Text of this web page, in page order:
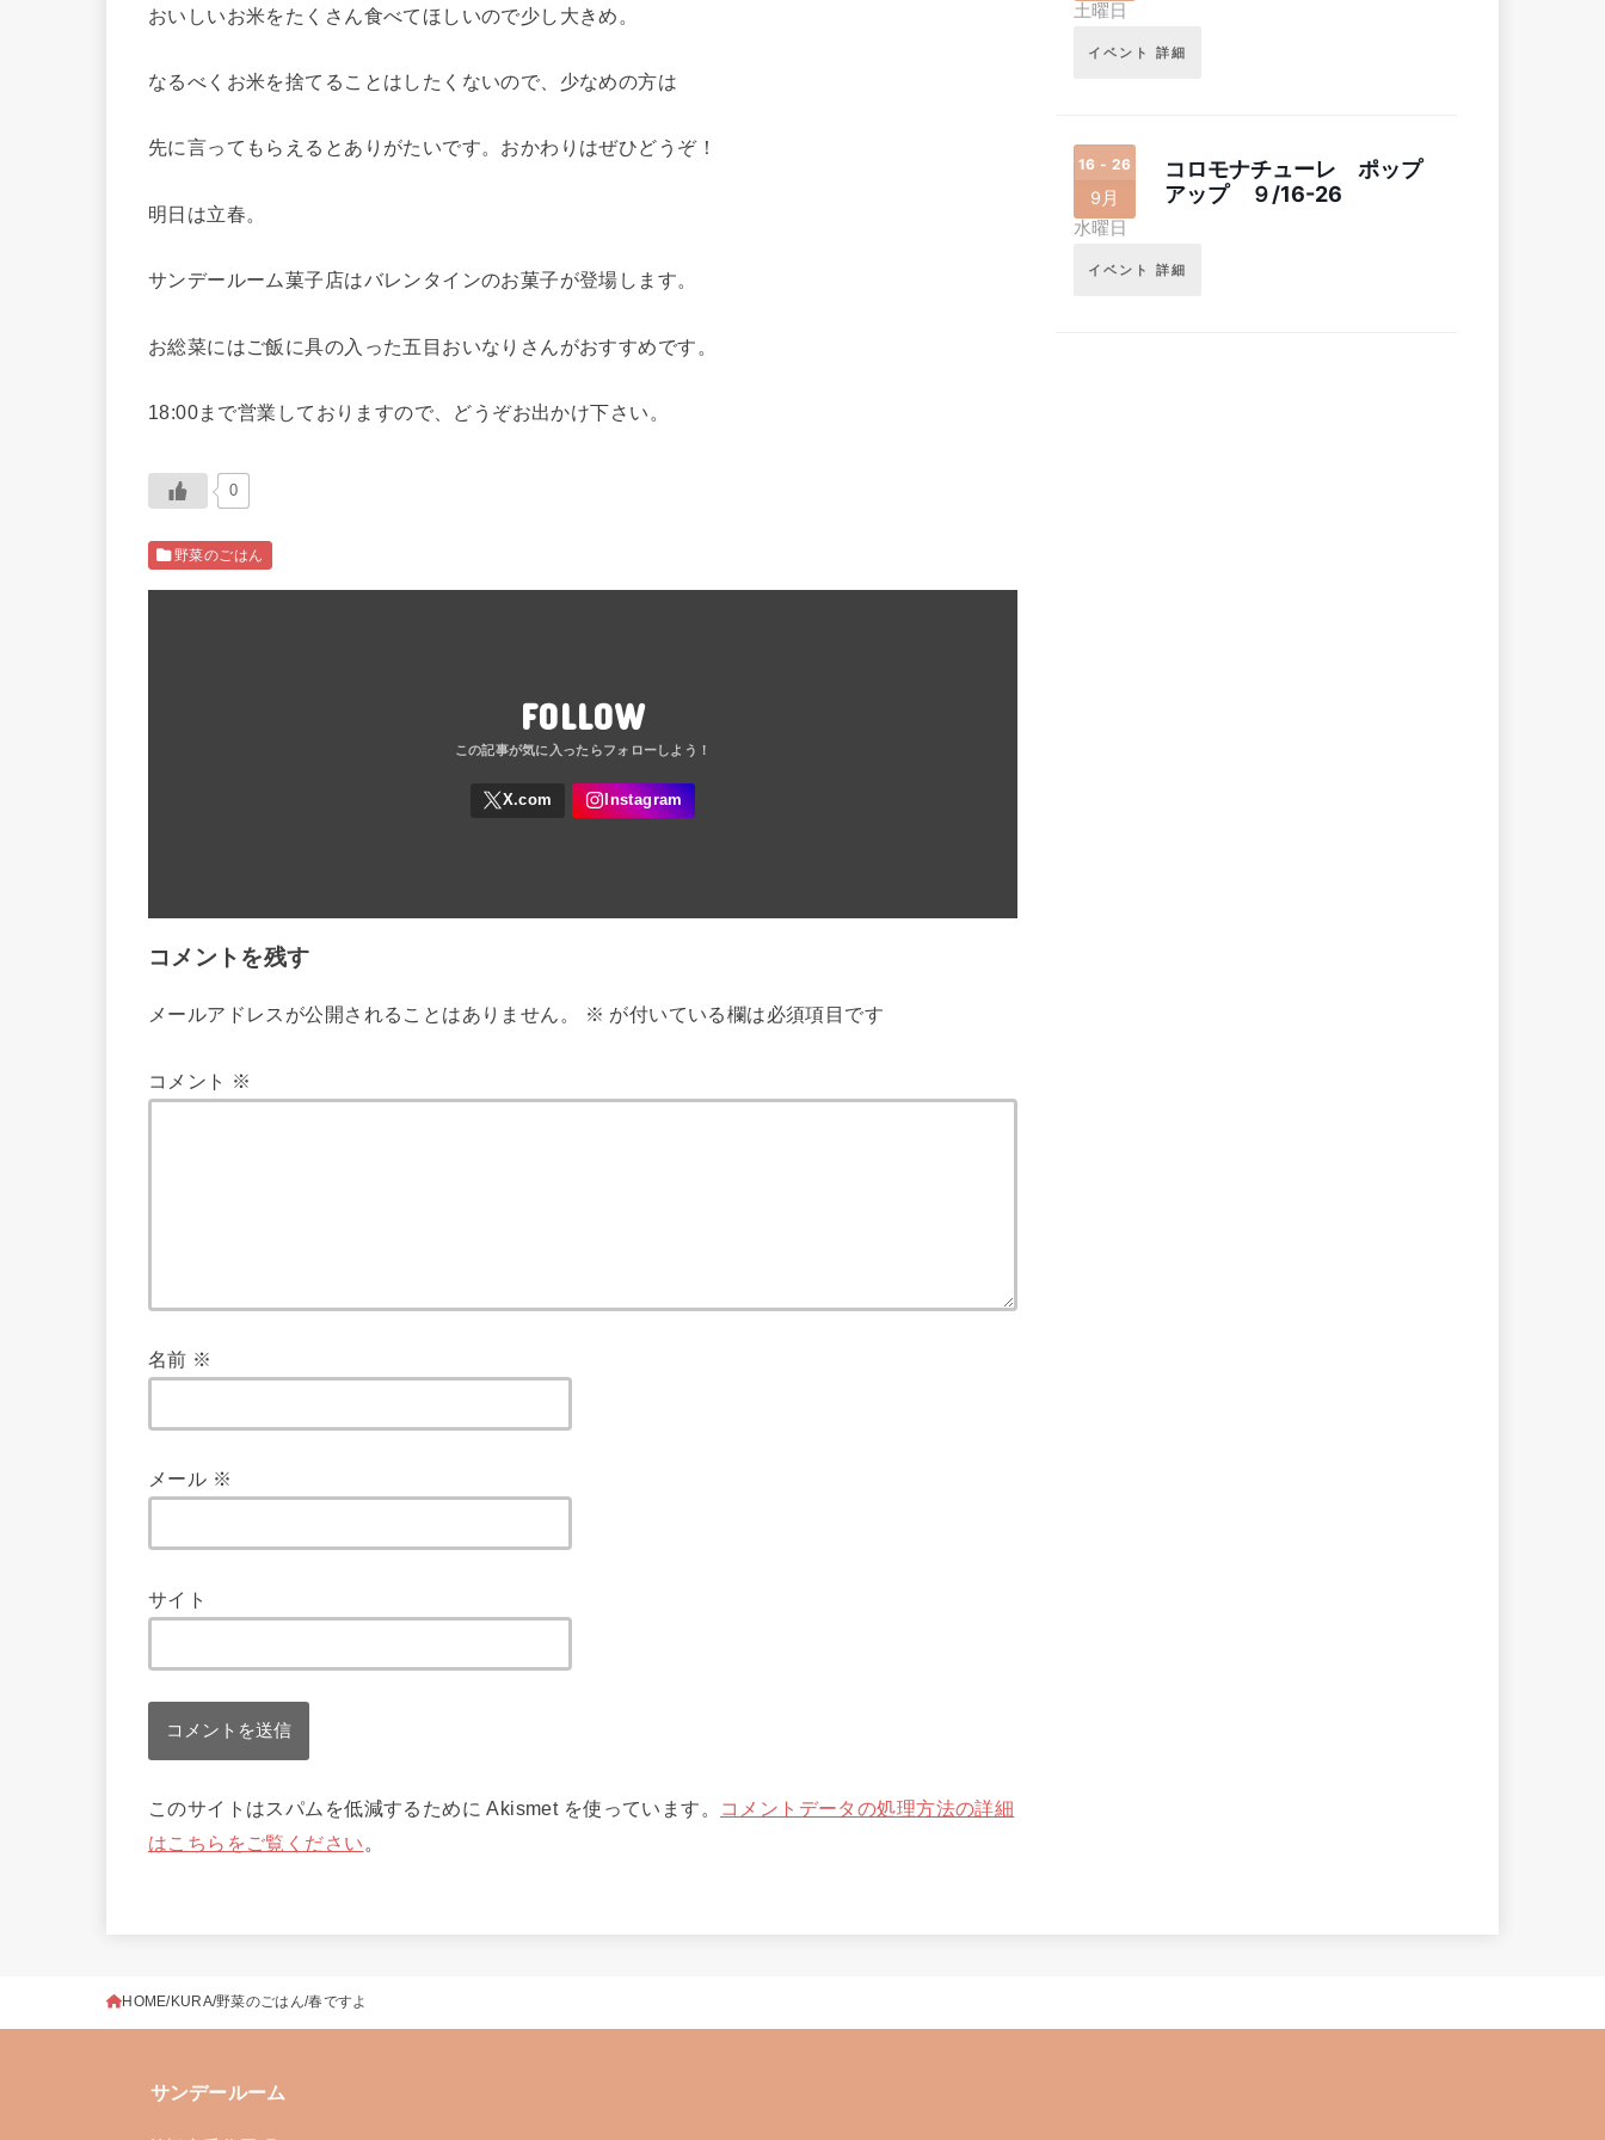
おいしいお米をたくさん食べてほしいので少し大きめ。
なるべくお米を捨てることはしたくないので、少なめの方は
先に言ってもらえるとありがたいです。おかわりはぜひどうぞ！
明日は立春。
サンデールーム菓子店はバレンタインのお菓子が登場します。
お総菜にはご飯に具の入った五目おいなりさんがおすすめです。
18:00まで営業しておりますので、どうぞお出かけ下さい。
0
野菜のごはん
FOLLOW
コメントを残す
メールアドレスが公開されることはありません。 ※ が付いている欄は必須項目です
コメント ※
名前 ※
メール ※
サイト
このサイトはスパムを低減するために Akismet を使っています。
コメントデータの処理方法の詳細
はこちらをご覧ください 。
土曜日
イベント 詳細
16 - 26
9月
コロモナチューレ ポップ
アップ ９/16-26
水曜日
イベント 詳細
HOME KURA 野菜のごはん 春ですよ
サンデールーム